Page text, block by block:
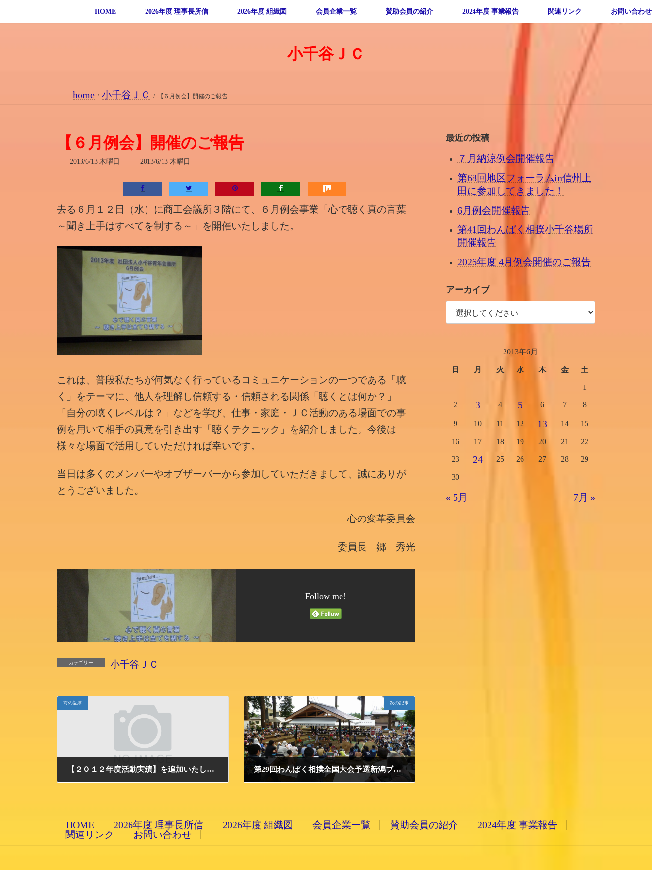
HOME 2026年度 理事長所信 2026年度 組織図 会員企業一覧 賛助会員の紹介 2024年度 事業報告 関連リンク お問い合わせ
小千谷ＪＣ
home 小千谷ＪＣ 【６月例会】開催のご報告
【６月例会】開催のご報告
2013/6/13 木曜日
最
新
日
時
:
2013/6/13 木曜日
去る６月１２日（水）に商工会議所３階にて、６月例会事業「心で聴く真の言葉
～聞き上手はすべてを制する～」を開催いたしました。
これは、普段私たちが何気なく行っているコミュニケーションの一つである「聴
く」をテーマに、他人を理解し信頼する・信頼される関係「聴くとは何か？」
「自分の聴くレベルは？」などを学び、仕事・家庭・ＪＣ活動のある場面での事
例を用いて相手の真意を引き出す「聴くテクニック」を紹介しました。今後は
様々な場面で活用していただければ幸いです。
当日は多くのメンバーやオブザーバーから参加していただきまして、誠にありが
とうございました。
心の変革委員会
委員長 郷 秀光
Follow me!
カテゴリー 小千谷ＪＣ
前の記事
【２０１２年度活動実績】を追加いたしました。
次の記事
第29回わんぱく相撲全国大会予選新潟ブロック大会 兼 第22回JCわんぱく相撲新潟県大会小千谷場所無事終了いたしました。
最近の投稿
７月納涼例会開催報告
第68回地区フォーラムin信州上
田に参加してきました！
6月例会開催報告
第41回わんぱく相撲小千谷場所
開催報告
2026年度 4月例会開催のご報告
アーカイブ
2013年6月
日 月 火 水 木 金 土
1
2 3 4 5 6 7 8
9 10 11 12 13 14 15
16 17 18 19 20 21 22
23 24 25 26 27 28 29
30
« 5月 7月 »
HOME 2026年度 理事長所信 2026年度 組織図 会員企業一覧 賛助会員の紹介
2024年度 事業報告
関連リンク
お問い合わせ